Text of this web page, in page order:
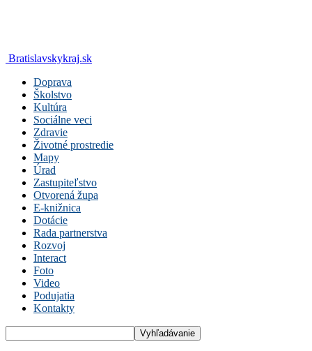
Bratislavskykraj.sk
Doprava
Školstvo
Kultúra
Sociálne veci
Zdravie
Životné prostredie
Mapy
Úrad
Zastupiteľstvo
Otvorená župa
E-knižnica
Dotácie
Rada partnerstva
Rozvoj
Interact
Foto
Video
Podujatia
Kontakty